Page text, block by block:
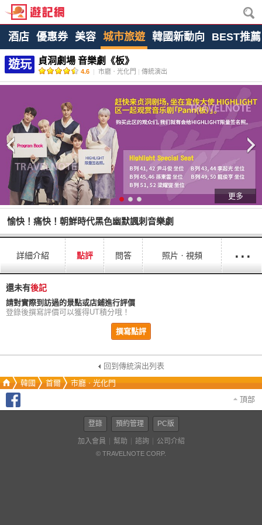
酒店 優惠券 美容 城市旅遊 韓國新動向 BEST推薦
遊玩 貞洞劇場 音樂劇《板》
4.6 | 市廳ㆍ光化門 | 傳統演出
更多
愉快！痛快！朝鮮時代黑色幽默諷刺音樂劇
詳細介紹 點評 問答 照片ㆍ視頻 ···
還未有後記
請對實際到訪過的景點或店鋪進行評價
登錄後撰寫評價可以獲得UT積分哦！
撰寫點評
回到傳統演出列表
韓國
首爾
市廳ㆍ光化門
頂部
登錄 預約管理 PC版
加入會員 幫助 諮詢 公司介紹
© TRAVELNOTE CORP.